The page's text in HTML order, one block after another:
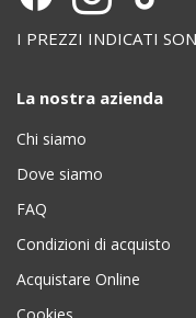
I PREZZI INDICATI
La nostra azienda
Chi siamo
Dove siamo
FAQ
Condizioni di acquisto
Acquistare Online